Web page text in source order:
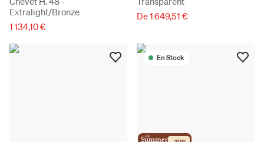
Extralight/Bronze
1 134,10 €
De 1 649,51 €
En Stock
the
Summer